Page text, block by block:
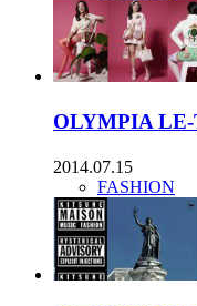
OLYMPIA LE-
2014.07.15
FASHION